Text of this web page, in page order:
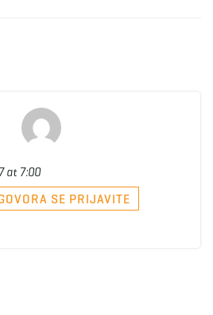
at 7:00
SE PRIJAVITE